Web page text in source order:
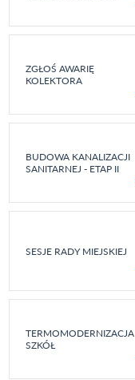
ZGŁOŚ AWARIĘ
KOLEKTORA
BUDOWA KANALIZACJI
SANITARNEJ - ETAP II
SESJE RADY MIEJSKIEJ
TERMOMODERNIZACJA
SZKÓŁ